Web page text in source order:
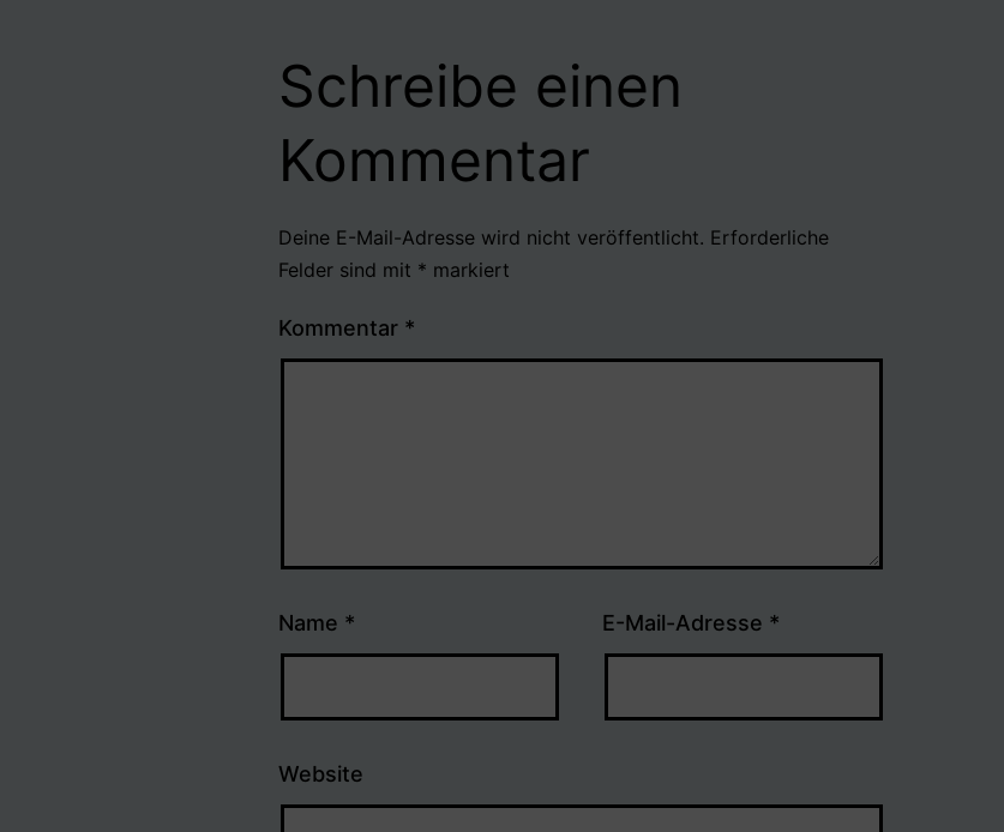
Schreibe einen
Kommentar
Deine E-Mail-Adresse wird nicht veröffentlicht. Erforderliche
Felder sind mit * markiert
Kommentar *
Name * E-Mail-Adresse *
Website